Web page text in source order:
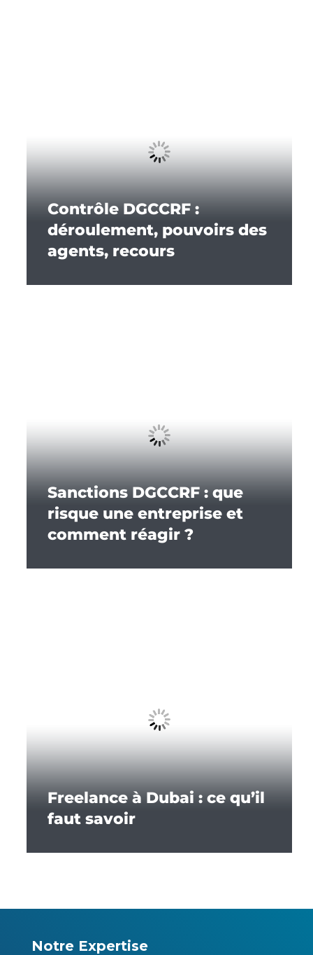
Contrôle DGCCRF :
déroulement, pouvoirs des
agents, recours
Sanctions DGCCRF : que
risque une entreprise et
comment réagir ?
Freelance à Dubai : ce qu’il
faut savoir
Notre Expertise